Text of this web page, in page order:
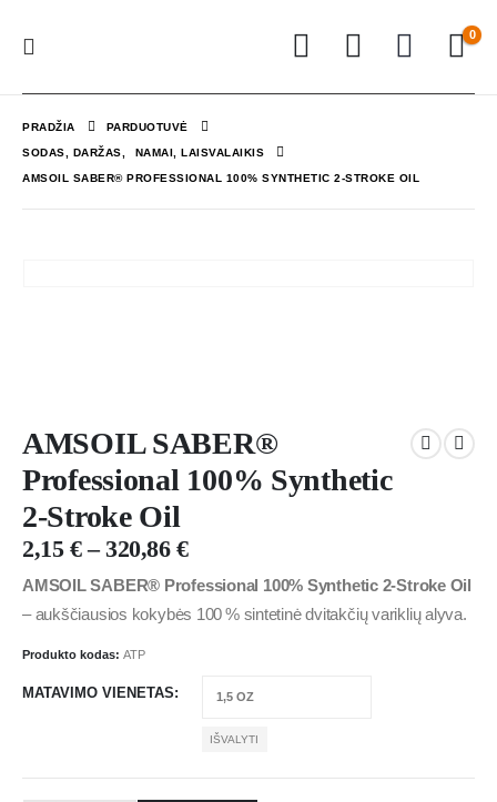
0
PRADŽIA PARDUOTUVĖ
SODAS, DARŽAS NAMAI, LAISVALAIKIS
AMSOIL SABER® PROFESSIONAL 100% SYNTHETIC 2-STROKE OIL
AMSOIL SABER®
Professional 100% Synthetic
2-Stroke Oil
2,15 € – 320,86 €
AMSOIL SABER® Professional 100% Synthetic 2-Stroke Oil
– aukščiausios kokybės 100 % sintetinė dvitakčių variklių alyva.
Produkto kodas: ATP
MATAVIMO VIENETAS
IŠVALYTI